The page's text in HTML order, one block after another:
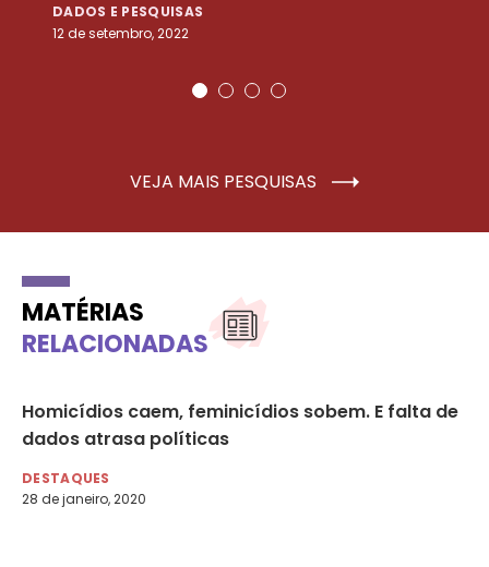
DADOS E PESQUISAS
12 de setembro, 2022
VEJA MAIS PESQUISAS
MATÉRIAS
RELACIONADAS
Homicídios caem, feminicídios sobem. E falta de
dados atrasa políticas
DESTAQUES
28 de janeiro, 2020